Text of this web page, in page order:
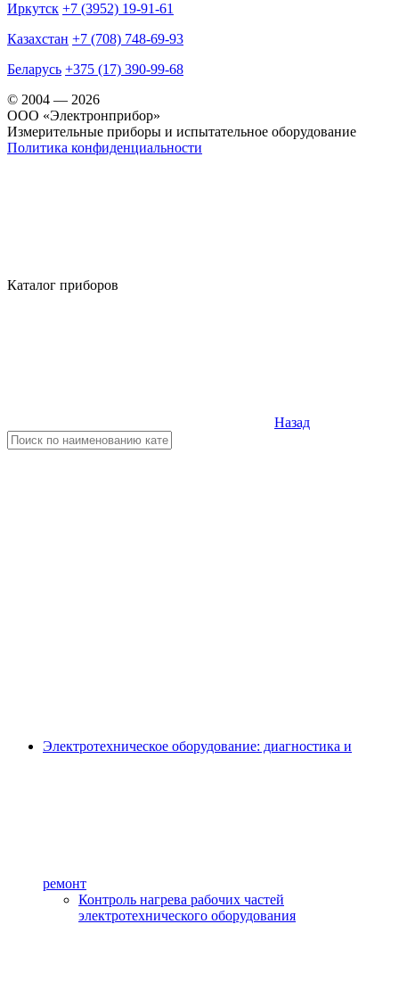
Иркутск +7 (3952) 19-91-61
Казахстан +7 (708) 748-69-93
Беларусь +375 (17) 390-99-68
© 2004 — 2026
OOO «Электронприбор»
Измерительные приборы и испытательное оборудование
Политика конфиденциальности
Каталог приборов
Назад
Электротехническое оборудование: диагностика и
ремонт
Контроль нагрева рабочих частей
электротехнического оборудования